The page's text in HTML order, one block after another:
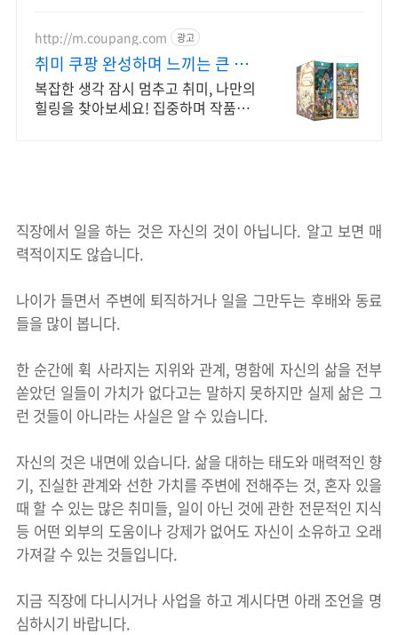
http://m.coupang.com 광고
취미 쿠팡 완성하며 느끼는 큰 만
족감
복잡한 생각 잠시 멈추고 취미, 나만의
힐링을 찾아보세요! 집중하며 작품을
직장에서 일을 하는 것은 자신의 것이 아닙니다. 알고 보면 매
력적이지도 않습니다.
나이가 들면서 주변에 퇴직하거나 일을 그만두는 후배와 동료
들을 많이 봅니다.
한 순간에 휙 사라지는 지위와 관계, 명함에 자신의 삶을 전부
쏟았던 일들이 가치가 없다고는 말하지 못하지만 실제 삶은 그
런 것들이 아니라는 사실은 알 수 있습니다.
자신의 것은 내면에 있습니다. 삶을 대하는 태도와 매력적인 향
기, 진실한 관계와 선한 가치를 주변에 전해주는 것, 혼자 있을
때 할 수 있는 많은 취미들, 일이 아닌 것에 관한 전문적인 지식
등 어떤 외부의 도움이나 강제가 없어도 자신이 소유하고 오래
가져갈 수 있는 것들입니다.
지금 직장에 다니시거나 사업을 하고 계시다면 아래 조언을 명
심하시기 바랍니다.